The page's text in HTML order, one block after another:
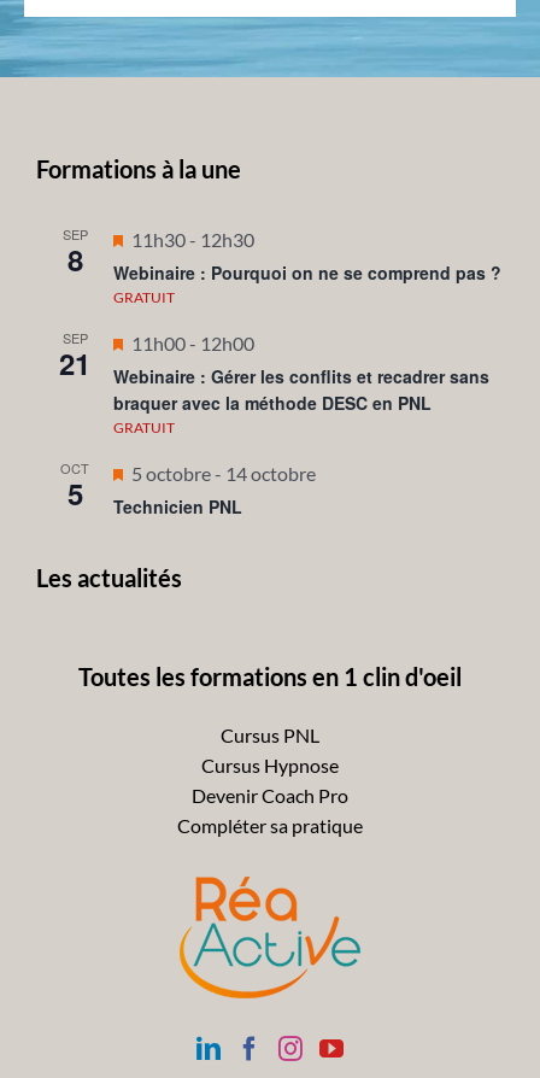
Formations à la une
SEP
8
Mis
en
avant
11h30- 12h30
Webinaire : Pourquoi on ne se comprend pas ?
GRATUIT
SEP
21
Mis
en
avant
11h00- 12h00
Webinaire : Gérer les conflits et recadrer sans
braquer avec la méthode DESC en PNL
GRATUIT
OCT
5
Mis
en
5 octobre- 14 octobre
Technicien PNL
Les actualités
Toutes les formations en 1 clin d'oeil
Cursus PNL
Cursus Hypnose
Devenir Coach Pro
Compléter sa pratique